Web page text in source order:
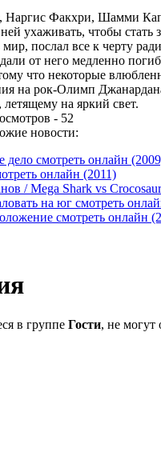
Наргис Факхри, Шамми
ухаживать, чтобы
мир, послал все к черту
от него медленно
что некоторые
на рок-Олимп
на яркий свет.
- 52
новости:
дело смотреть онлайн
онлайн (2011)
/ Mega Shark vs
на юг смотреть
смотреть онлайн
в группе Гости, не могут